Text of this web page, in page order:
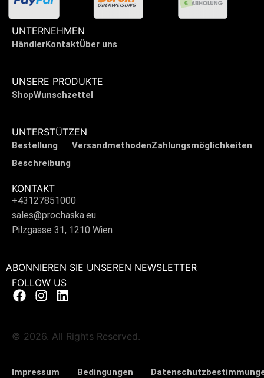
UNTERNEHMEN
HändlerKontaktÜber uns
UNSERE PRODUKTE
ShopWunschzettel
UNTERSTÜTZEN
Bestellung
Beschreibung
VersandmethodenZahlungsmöglichkeiten
KONTAKT
+43127851000
sales@prochaska.eu
Pilzgasse 31, 1210 Wien
ABONNIEREN SIE UNSEREN NEWSLETTER
FOLLOW US
© 2026. All Rights Reserved.
Impressum
Bedingungen